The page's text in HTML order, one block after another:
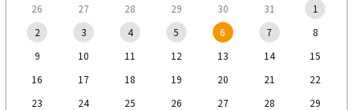
26 27 28 29 30 31
1
2
3 4 5 6 7
8
9
10 11 12 13 14
15
16
17 18 19 20 21
22
23
24 25 26 27 28
29